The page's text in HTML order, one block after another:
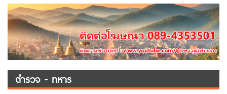
ตำรวจ - ทหาร